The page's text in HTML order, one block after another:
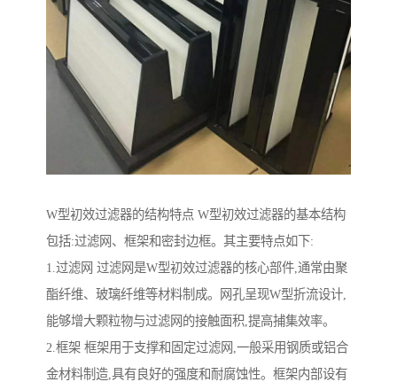
W型初效过滤器的结构特点 W型初效过滤器的基本结构
包括:过滤网、框架和密封边框。其主要特点如下:
1.过滤网 过滤网是W型初效过滤器的核心部件,通常由聚
酯纤维、玻璃纤维等材料制成。网孔呈现W型折流设计,
能够增大颗粒物与过滤网的接触面积,提高捕集效率。
2.框架 框架用于支撑和固定过滤网,一般采用钢质或铝合
金材料制造,具有良好的强度和耐腐蚀性。框架内部设有